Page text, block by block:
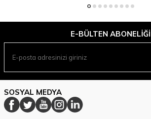
E-BÜLTEN ABONELIĞI
SOSYAL MEDYA